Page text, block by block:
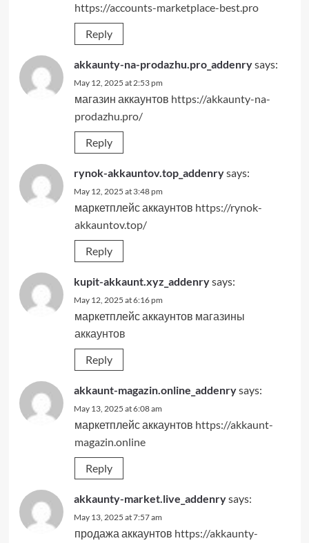
https://accounts-marketplace-best.pro
Reply
akkaunty-na-prodazhu.pro_addenrysays:
May 12, 2025 at 2:53 pm
магазин аккаунтов https://akkaunty-na-
prodazhu.pro/
Reply
rynok-akkauntov.top_addenrysays:
May 12, 2025 at 3:48 pm
маркетплейс аккаунтов https://rynok-
akkauntov.top/
Reply
kupit-akkaunt.xyz_addenrysays:
May 12, 2025 at 6:16 pm
маркетплейс аккаунтов магазины
аккаунтов
Reply
akkaunt-magazin.online_addenrysays:
May 13, 2025 at 6:08 am
маркетплейс аккаунтов https://akkaunt-
magazin.online
Reply
akkaunty-market.live_addenrysays:
May 13, 2025 at 7:57 am
продажа аккаунтов https://akkaunty-